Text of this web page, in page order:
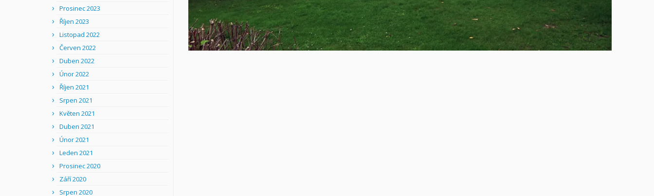
Prosinec 2023
Říjen 2023
Listopad 2022
Červen 2022
Duben 2022
Únor 2022
Říjen 2021
Srpen 2021
Květen 2021
Duben 2021
Únor 2021
Leden 2021
Prosinec 2020
Září 2020
Srpen 2020